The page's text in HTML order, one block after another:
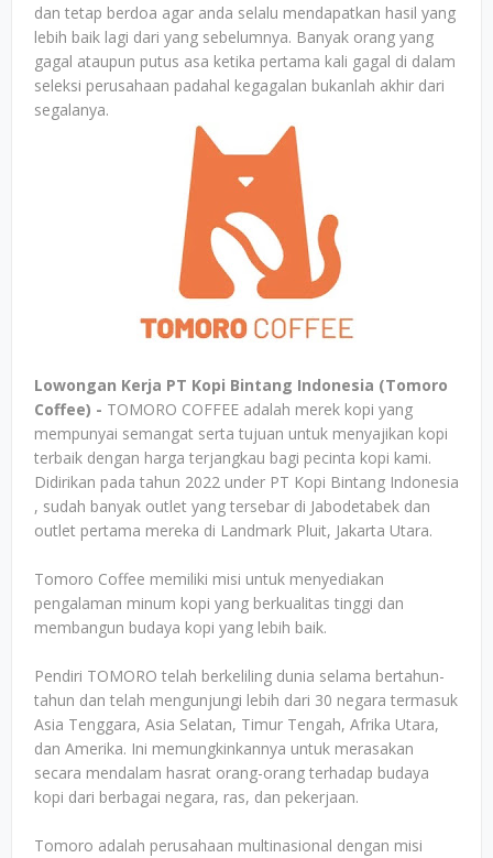
dan tetap berdoa agar anda selalu mendapatkan hasil yang
lebih baik lagi dari yang sebelumnya. Banyak orang yang
gagal ataupun putus asa ketika pertama kali gagal di dalam
seleksi perusahaan padahal kegagalan bukanlah akhir dari
segalanya.
Lowongan Kerja PT Kopi Bintang Indonesia (Tomoro
Coffee) - TOMORO COFFEE adalah merek kopi yang
mempunyai semangat serta tujuan untuk menyajikan kopi
terbaik dengan harga terjangkau bagi pecinta kopi kami.
Didirikan pada tahun 2022 under PT Kopi Bintang Indonesia
, sudah banyak outlet yang tersebar di Jabodetabek dan
outlet pertama mereka di Landmark Pluit, Jakarta Utara.
Tomoro Coffee memiliki misi untuk menyediakan
pengalaman minum kopi yang berkualitas tinggi dan
membangun budaya kopi yang lebih baik.
Pendiri TOMORO telah berkeliling dunia selama bertahun-
tahun dan telah mengunjungi lebih dari 30 negara termasuk
Asia Tenggara, Asia Selatan, Timur Tengah, Afrika Utara,
dan Amerika. Ini memungkinkannya untuk merasakan
secara mendalam hasrat orang-orang terhadap budaya
kopi dari berbagai negara, ras, dan pekerjaan.
Tomoro adalah perusahaan multinasional dengan misi